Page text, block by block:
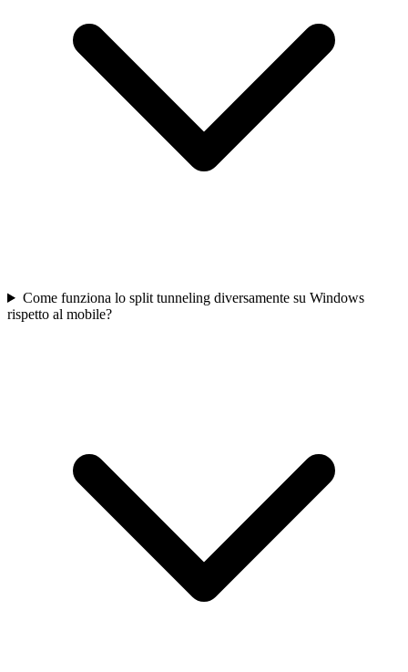
Come funziona lo split tunneling diversamente su Windows
rispetto al mobile?